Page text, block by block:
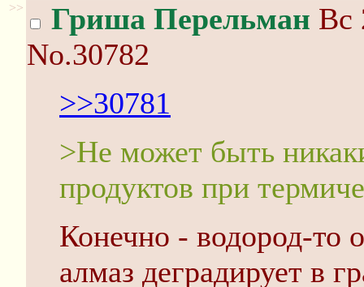
>> Гриша Перельман Вс
No.30782
>>30781
>Не может быть
продуктов при
Конечно - водород-то
алмаз деградирует в